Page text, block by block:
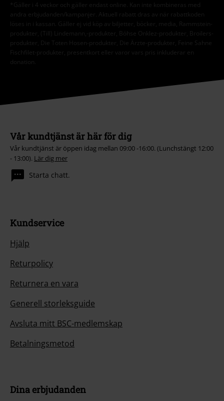
*Gäller i 4 veckor och gäller endast online. Kan inte kombineras med
andra erbjudanden/kampanjer. Aktuell rabatt dras av när rabattkoden
löses in i kassan. Gäller ej vid köp av biljetter, böcker, media, Rammstein-
produkter, (Till) Lindemann,-produkter, Böhse Onklez-produkter, Broilers-
produkter, Die Toten Hosen-produkter, Die Ärzte-produkter, Feine Sahne
Fischfilet-produkter, presentkort eller varor vars pris inkluderar en
donation.
Vår kundtjänst är här för dig
Vår kundtjänst är öppen idag mellan 09:00 -16:00. (Lunchstängt 12:00
- 13:00). Lär dig mer
Starta chatt.
Kundservice
Hjälp
Returpolicy
Returnera en vara
Generell storleksguide
Avsluta mitt BSC-medlemskap
Betalningsmetod
Dina erbjudanden